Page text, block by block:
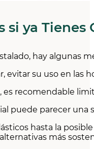
si ya Tienes
hay algunas
evitar su uso en las
es recomendable
puede parecer
hasta la
más